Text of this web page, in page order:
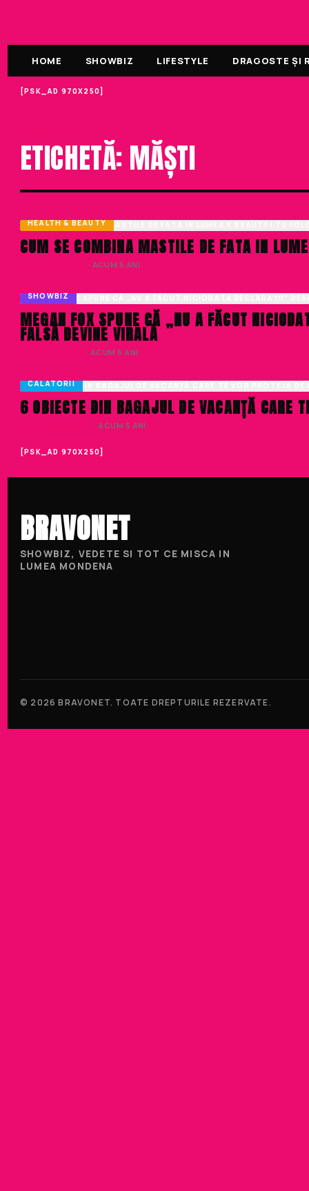
HOME SHOWBIZ LIFESTYLE DRAGOSTE ȘI
[PSK_AD 970X250]
ETICHETĂ: MĂȘTI
HEALTH & BEAUTY
CUM SE COMBINA MASTILE DE FATA IN
· ACUM 5 ANI
SHOWBIZ
MEGAN FOX SPUNE CĂ „NU A FĂCUT
FALSĂ DEVINE VIRALĂ
· ACUM 5 ANI
CALATORII
6 OBIECTE DIN BAGAJUL DE VACANȚĂ CARE
· ACUM 5 ANI
[PSK_AD 970X250]
BRAVONET
SHOWBIZ, VEDETE SI TOT CE MISCA IN
LUMEA MONDENA
© 2026 BRAVONET. TOATE DREPTURILE REZERVATE.